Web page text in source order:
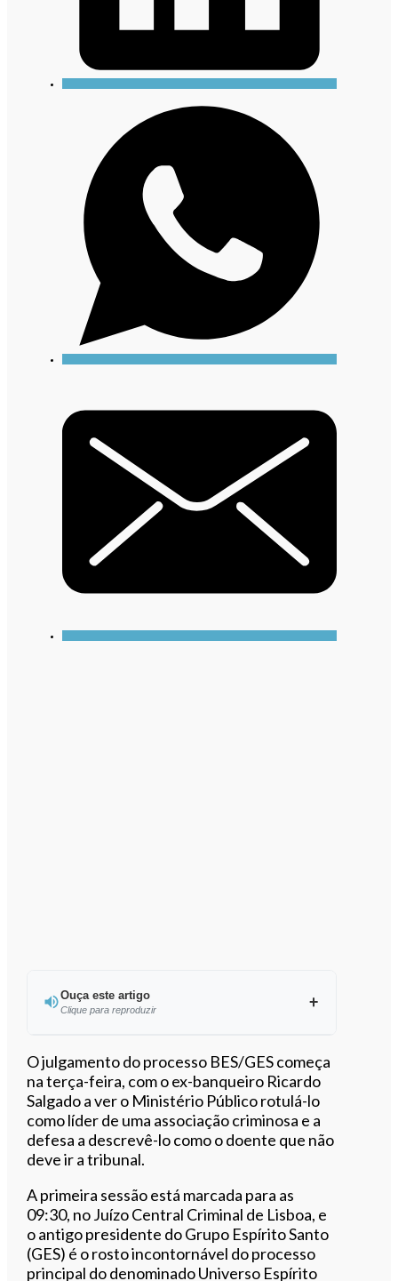
Ouça este artigo
Clique para reproduzir
Ouvir este artigo
O julgamento do processo BES/GES começa
na terça-feira, com o ex-banqueiro Ricardo
Salgado a ver o Ministério Público rotulá-lo
como líder de uma associação criminosa e a
defesa a descrevê-lo como o doente que não
deve ir a tribunal.
A primeira sessão está marcada para as
09:30, no Juízo Central Criminal de Lisboa, e
o antigo presidente do Grupo Espírito Santo
(GES) é o rosto incontornável do processo
principal do denominado Universo Espírito